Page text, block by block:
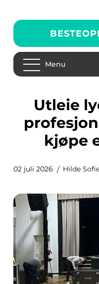
Menu
Utleie lyd slik får du
kjøpe
02 juli 2026 Hilde